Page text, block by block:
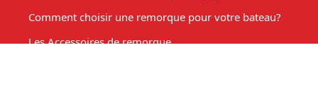
Comment choisir une remorque pour votre bateau?
Les Accessoires de remorque